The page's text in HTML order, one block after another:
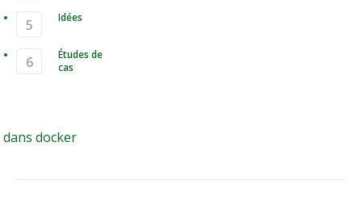
Idées
Études de
cas
docker